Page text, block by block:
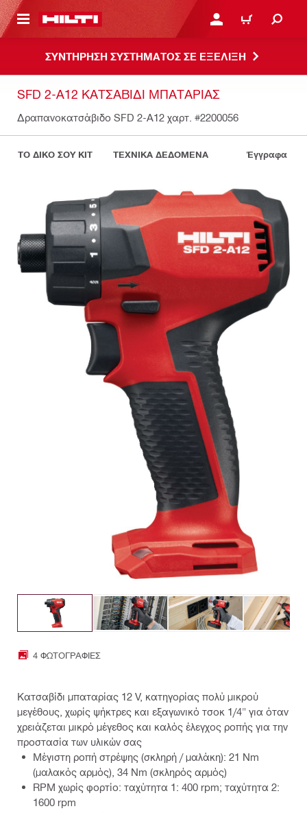
ΕΛΕΓΞΕΙΣ ΤΟ ΠΑΚΕΤΟ ΠΟΥ ΕΧΕΙΣ ΦΤΙΑΞΕΙ ΚΆΝΕ ΣΎΝΔΕΣΗ Ή
ΚΑΛΆΘΙ
ΣΥΝΤΗΡΗΣΗ ΣΥΣΤΗΜΑΤΟΣ ΣΕ ΕΞΕΛΙΞΗ
SFD 2-A12 ΚΑΤΣΑΒΊΔΙ ΜΠΑΤΑΡΊΑΣ
Δραπανοκατσάβιδο SFD 2-A12 χαρτ. #2200056
ΤΟ ΔΙΚΟ ΣΟΥ KIT ΤΕΧΝΙΚΑ ΔΕΔΟΜΕΝΑ Έγγραφα
4 ΦΩΤΟΓΡΑΦΊΕΣ
Κατσαβίδι μπαταρίας 12 V, κατηγορίας πολύ μικρού
μεγέθους, χωρίς ψήκτρες και εξαγωνικό τσοκ 1/4" για όταν
χρειάζεται μικρό μέγεθος και καλός έλεγχος ροπής για την
προστασία των υλικών σας
Μέγιστη ροπή στρέψης (σκληρή / μαλάκη): 21 Nm
(μαλακός αρμός), 34 Nm (σκληρός αρμός)
RPM χωρίς φορτίο: ταχύτητα 1: 400 rpm; ταχύτητα 2:
1600 rpm